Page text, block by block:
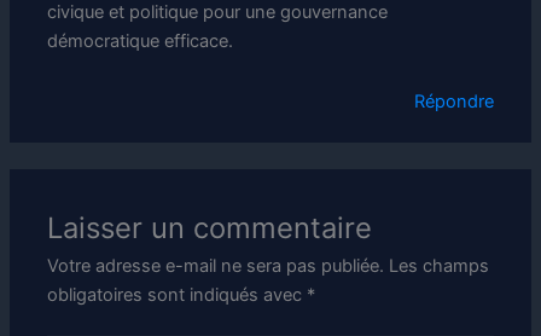
civique et politique pour une gouvernance
démocratique efficace.
Répondre
Laisser un commentaire
Votre adresse e-mail ne sera pas publiée. Les champs
obligatoires sont indiqués avec *